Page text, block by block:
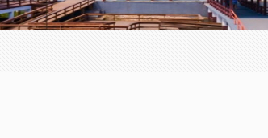
mineral na região